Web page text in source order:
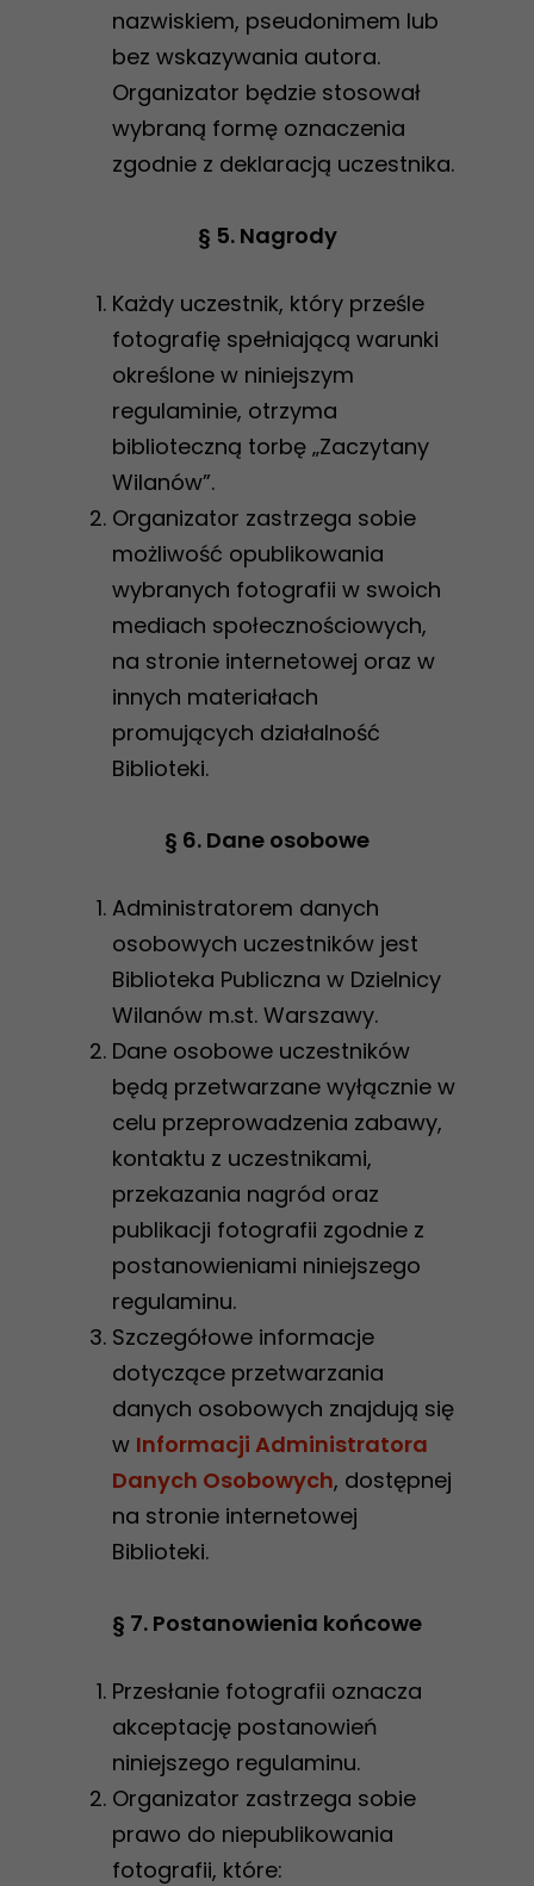
nazwiskiem, pseudonimem lub
bez wskazywania autora.
Organizator będzie stosował
wybraną formę oznaczenia
zgodnie z deklaracją uczestnika.
§ 5. Nagrody
Każdy uczestnik, który prześle
fotografię spełniającą warunki
określone w niniejszym
regulaminie, otrzyma
biblioteczną torbę „Zaczytany
Wilanów”.
Organizator zastrzega sobie
możliwość opublikowania
wybranych fotografii w swoich
mediach społecznościowych,
na stronie internetowej oraz w
innych materiałach
promujących działalność
Biblioteki.
§ 6. Dane osobowe
Administratorem danych
osobowych uczestników jest
Biblioteka Publiczna w Dzielnicy
Wilanów m.st. Warszawy.
Dane osobowe uczestników
będą przetwarzane wyłącznie w
celu przeprowadzenia zabawy,
kontaktu z uczestnikami,
przekazania nagród oraz
publikacji fotografii zgodnie z
postanowieniami niniejszego
regulaminu.
Szczegółowe informacje
dotyczące przetwarzania
danych osobowych znajdują się
w Informacji Administratora
Danych Osobowych, dostępnej
na stronie internetowej
Biblioteki.
§ 7. Postanowienia końcowe
Przesłanie fotografii oznacza
akceptację postanowień
niniejszego regulaminu.
Organizator zastrzega sobie
prawo do niepublikowania
fotografii, które:
Te pliki cookie
opcjonalne. Są
one potrzebne
do
funkcjonowania
strony
internetowej.
Statystyka
Abyśmy mogli
poprawić
funkcjonalność
i strukturę
internetowej,
na podstawie
tego, jak
strona jest
używana.
strona
działała jak
najlepiej
podczas
przejścia na nią.
Jeśli odrzucisz